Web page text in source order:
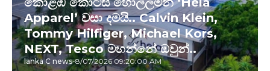
Apparel’ වසා දමයි.. Calvin Klein,
Tommy Hilfiger, Michael Kors,
NEXT, Tesco මහන්නේ ඔවුන්..
lanka C news-8/07/2026 09:20:00 AM